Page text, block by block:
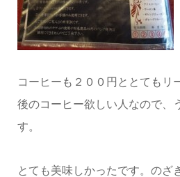
コーヒーも２００円ととてもリ
後のコーヒー欲しい人なので、
す。
とても美味しかったです。のざ